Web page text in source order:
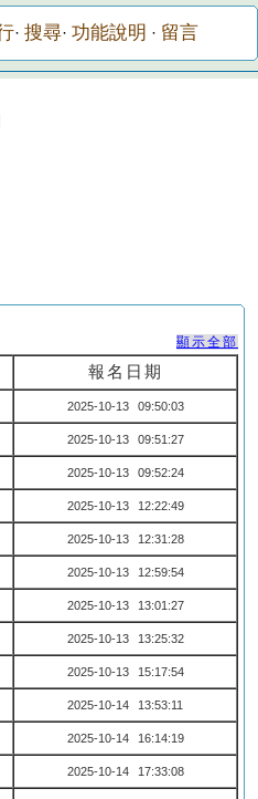
· 搜尋· 功能說明 · 留言
顯示全部
報名日期
2025-10-13 09:50:03
2025-10-13 09:51:27
2025-10-13 09:52:24
2025-10-13 12:22:49
2025-10-13 12:31:28
2025-10-13 12:59:54
2025-10-13 13:01:27
2025-10-13 13:25:32
2025-10-13 15:17:54
2025-10-14 13:53:11
2025-10-14 16:14:19
2025-10-14 17:33:08